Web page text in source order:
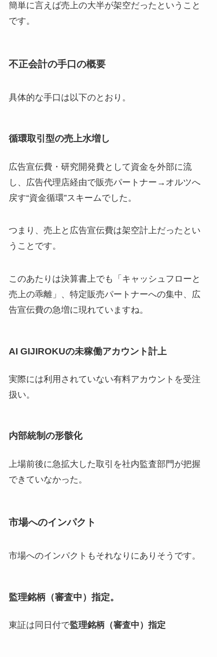
簡単に言えば売上の大半が架空だったということ
です。
不正会計の手口の概要
具体的な手口は以下のとおり。
循環取引型の売上水増し
広告宣伝費・研究開発費として資金を外部に流
し、広告代理店経由で販売パートナー→オルツへ
戻す“資金循環”スキームでした。
つまり、売上と広告宣伝費は架空計上だったとい
うことです。
このあたりは決算書上でも「キャッシュフローと
売上の乖離」、特定販売パートナーへの集中、広
告宣伝費の急増に現れていますね。
AI GIJIROKUの未稼働アカウント計上
実際には利用されていない有料アカウントを受注
扱い。
内部統制の形骸化
上場前後に急拡大した取引を社内監査部門が把握
できていなかった。
市場へのインパクト
市場へのインパクトもそれなりにありそうです。
監理銘柄（審査中）指定。
東証は同日付で監理銘柄（審査中）指定